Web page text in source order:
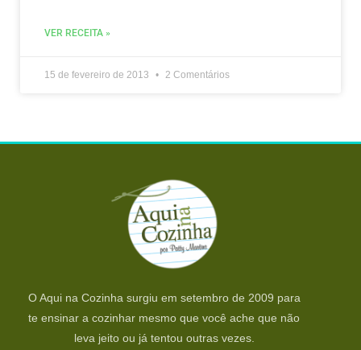
VER RECEITA »
15 de fevereiro de 2013 2 Comentários
O Aqui na Cozinha surgiu em setembro de 2009 para
te ensinar a cozinhar mesmo que você ache que não
leva jeito ou já tentou outras vezes.